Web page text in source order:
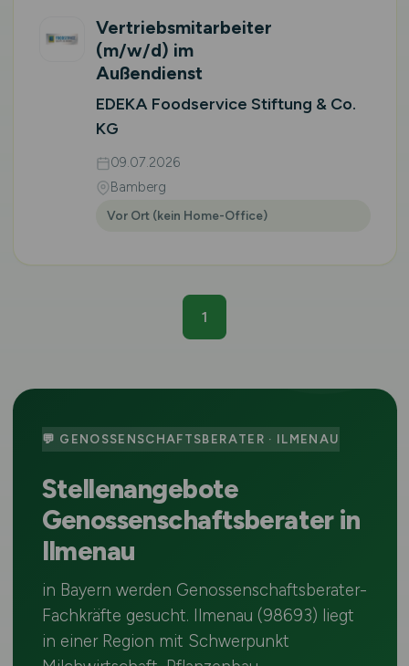
Vertriebsmitarbeiter
(m/w/d) im
Außendienst
EDEKA Foodservice Stiftung & Co.
KG
09.07.2026
Bamberg
Vor Ort (kein Home-Office)
1
💬 GENOSSENSCHAFTSBERATER · ILMENAU
Stellenangebote
Genossenschaftsberater in
Ilmenau
in Bayern werden Genossenschaftsberater-
Fachkräfte gesucht. Ilmenau (98693) liegt
in einer Region mit Schwerpunkt